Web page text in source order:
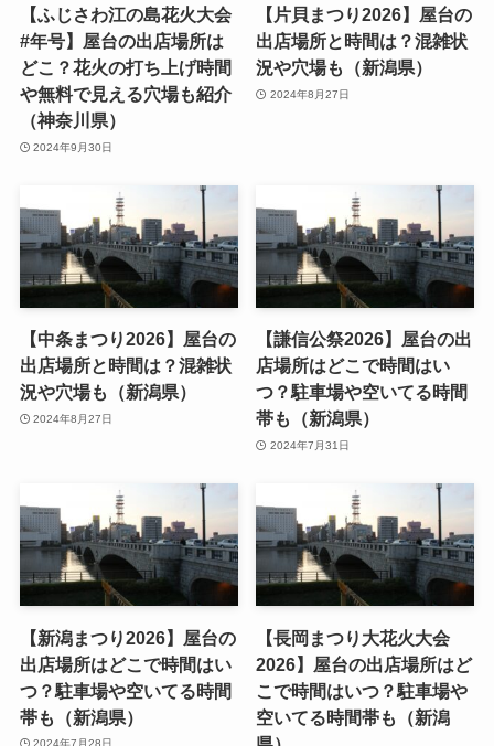
【ふじさわ江の島花火大会
#年号】屋台の出店場所は
どこ？花火の打ち上げ時間
や無料で見える穴場も紹介
（神奈川県）
2024年9月30日
【片貝まつり2026】屋台の
出店場所と時間は？混雑状
況や穴場も（新潟県）
2024年8月27日
【中条まつり2026】屋台の
出店場所と時間は？混雑状
況や穴場も（新潟県）
2024年8月27日
【謙信公祭2026】屋台の出
店場所はどこで時間はい
つ？駐車場や空いてる時間
帯も（新潟県）
2024年7月31日
【新潟まつり2026】屋台の
出店場所はどこで時間はい
つ？駐車場や空いてる時間
帯も（新潟県）
2024年7月28日
【長岡まつり大花火大会
2026】屋台の出店場所はど
こで時間はいつ？駐車場や
空いてる時間帯も（新潟